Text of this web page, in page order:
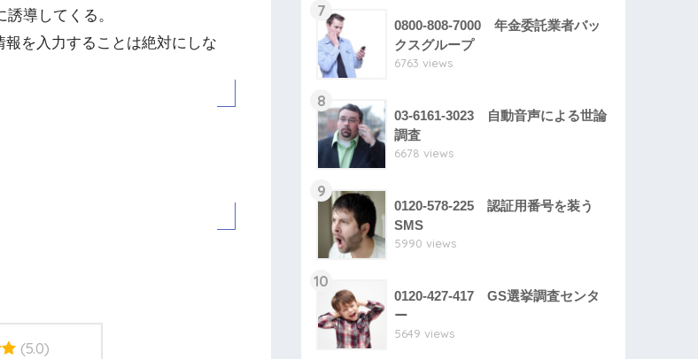
導してくる。
を入力することは絶対にしな
(5.0)
7
0800-808-7000 年金委託業者バッ
クスグループ
6763 views
8
03-6161-3023 自動音声による世論
調査
6678 views
9
0120-578-225 認証用番号を装う
SMS
5990 views
10
0120-427-417 GS選挙調査センタ
ー
5649 views